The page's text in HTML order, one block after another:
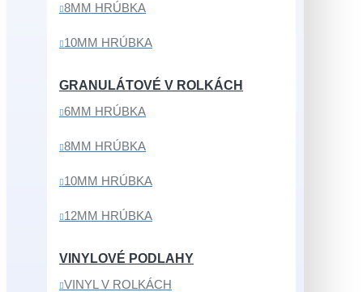
8MM HRÚBKA
10MM HRÚBKA
GRANULÁTOVÉ V ROLKÁCH
6MM HRÚBKA
8MM HRÚBKA
10MM HRÚBKA
12MM HRÚBKA
VINYLOVÉ PODLAHY
VINYL V ROLKÁCH